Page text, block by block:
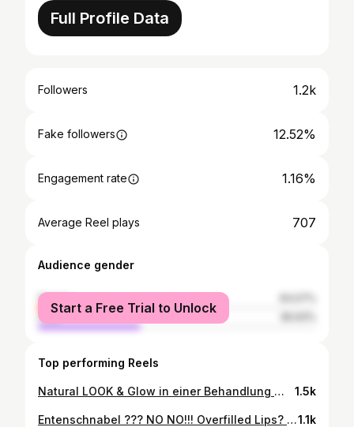
Full Profile Data
Followers 1.2k
Fake followers 12.52%
Engagement rate 1.16%
Average Reel plays 707
Audience gender
female
male
Start a Free Trial to Unlock
Top performing Reels
Natural LOOK & Glow in einer Behandlung 🥳 MLT 3.1 Multilayering für Lifting, dynamisches Volumen und Skinquality. #skin #hyaluronfiller #glow #cheekfiller #temples #chin #beauty #lippenaufspritzen #leipzig 1.5k
Entenschnabel ??? NO NO!!! Overfilled Lips? NO NO! Natural Look? ❤️❤️❤️#lips #lipfiller #lippensufspritzen #zwickau #erfurt #leipzig #beauty1.1k